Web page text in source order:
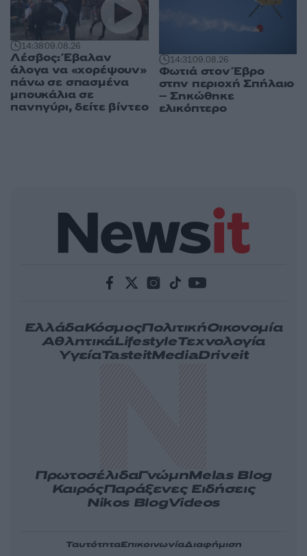
14:3809.08.26
Λέσβος: Έβαλαν
άλογα να «χορέψουν»
πάνω σε σπασμένα
μπουκάλια σε
πανηγύρι, δείτε βίντεο
14:3109.08.26
Φωτιά στον Έβρο
στην περιοχή Σπήλαιο
– Σηκώθηκε
ελικόπτερο
ΕλλάδαΚόσμοςΠολιτικήΟικονομία
ΑθλητικάLifestyleΤεχνολογία
ΥγείαTasteitMediaDriveit
ΠρωτοσέλιδαΓνώμηMelas Blog
ΚαιρόςΠαράξενες Ειδήσεις
Nikos BlogVideos
ΤαυτότηταΕπικοινωνίαΔιαφήμιση